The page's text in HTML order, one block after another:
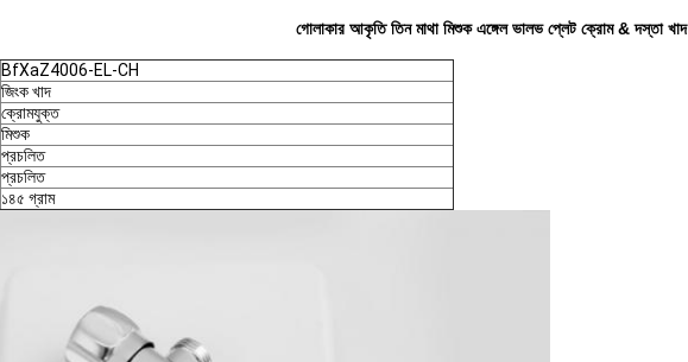
গোলাকার আকৃতি তিন মাথা মিশুক এঙ্গেল ভালভ প্লেট ক্রোম & দস্তা খাদ
BfXaZ4006-EL-CH
জিংক খাদ
ক্রোমযুক্ত
মিশুক
প্রচলিত
প্রচলিত
১৪৫ গ্রাম